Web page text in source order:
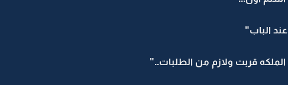
الباب"
قربت ولازم من الطلبات.."